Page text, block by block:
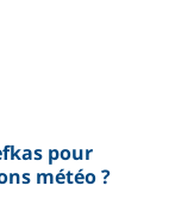
pour
météo ?